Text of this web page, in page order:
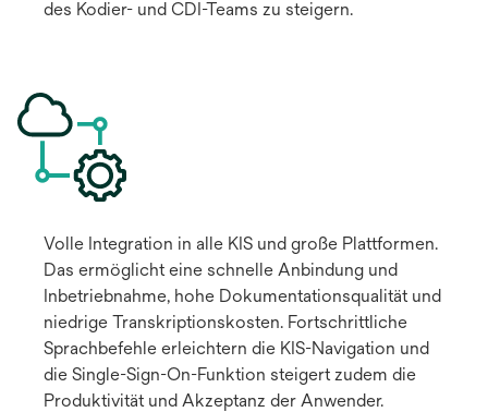
des Kodier- und CDI-Teams zu steigern.
Volle Integration in alle KIS und große Plattformen.
Das ermöglicht eine schnelle Anbindung und
Inbetriebnahme, hohe Dokumentationsqualität und
niedrige Transkriptionskosten. Fortschrittliche
Sprachbefehle erleichtern die KIS-Navigation und
die Single-Sign-On-Funktion steigert zudem die
Produktivität und Akzeptanz der Anwender.